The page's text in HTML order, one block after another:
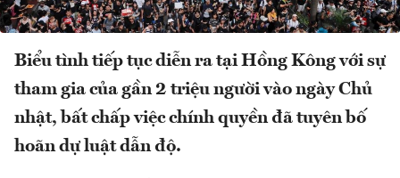
Biểu tình tiếp tục diễn ra tại Hồng Kông với sự
tham gia của gần 2 triệu người vào ngày Chủ
nhật, bất chấp việc chính quyền đã tuyên bố
hoãn dự luật dẫn độ.